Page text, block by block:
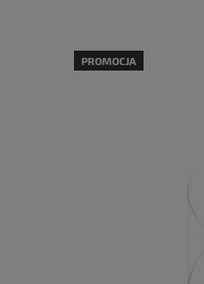
PROMOCJA